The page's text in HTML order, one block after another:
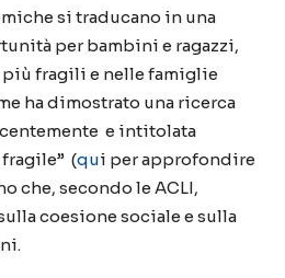
si traducano in una
per bambini e ragazzi,
fragili e nelle famiglie
ha dimostrato una ricerca
e intitolata
(qui per approfondire
che, secondo le ACLI,
coesione sociale e sulla